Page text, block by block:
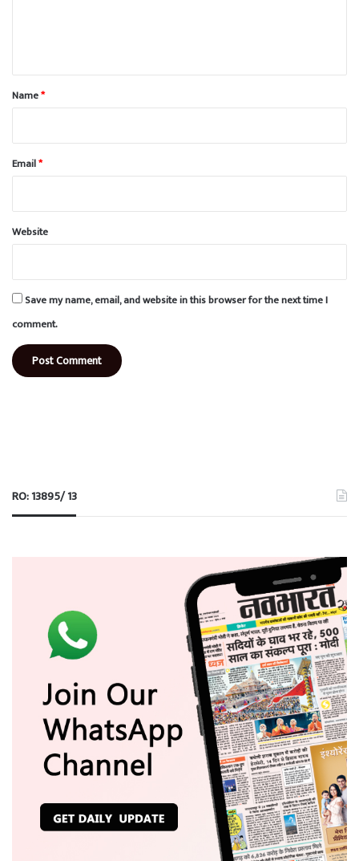
*
Name*
Email*
Website
Save my name, email, and website in this browser for the next time I
comment.
RO: 13895/ 13